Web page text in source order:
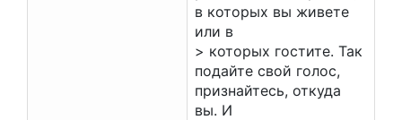
в которых вы живете
или в
> которых гостите. Так
подайте свой голос,
признайтесь, откуда
вы. И